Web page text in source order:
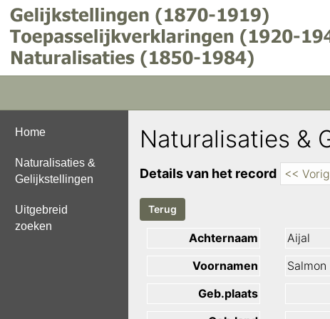
Home
Naturalisaties &
Gelijkstellingen
Uitgebreid
zoeken
Naturalisaties &
Details van het record <<
Achternaam
Aijal
Voornamen
Salmon
Geb.plaats